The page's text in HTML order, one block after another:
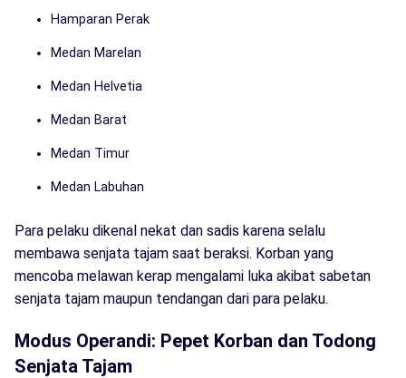
Hamparan Perak
Medan Marelan
Medan Helvetia
Medan Barat
Medan Timur
Medan Labuhan
Para pelaku dikenal nekat dan sadis karena selalu
membawa senjata tajam saat beraksi. Korban yang
mencoba melawan kerap mengalami luka akibat sabetan
senjata tajam maupun tendangan dari para pelaku.
Modus Operandi: Pepet Korban dan Todong
Senjata Tajam